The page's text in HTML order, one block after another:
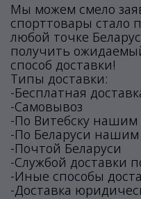
Мы можем смело
спорттовары стало
любой точке
получить
способ доставки!
Типы доставки:
-Бесплатная
-Самовывоз
-По Витебску нашим
-По Беларуси
-Почтой Беларуси
-Службой доставки
-Иные способы
-Доставка